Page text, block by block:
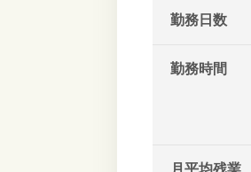
勤務日数
勤務時間
月平均残業